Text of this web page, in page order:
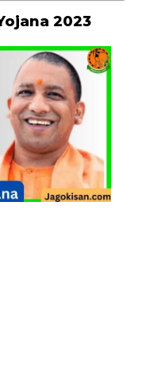
2023